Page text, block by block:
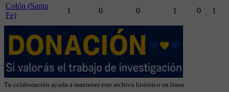
Colón (Santa
Fe)
1 0 0 1 0 1
Tu colaboración ayuda a mantener este archivo histórico en línea